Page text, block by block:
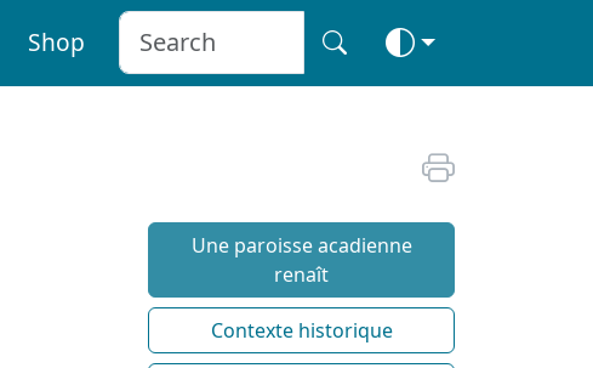
Shop
Une paroisse acadienne
renaît
Contexte historique